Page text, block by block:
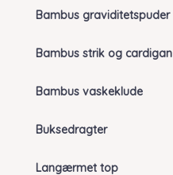
Bambus graviditetspuder
Bambus strik og cardigan
Bambus vaskeklude
Buksedragter
Langærmet top